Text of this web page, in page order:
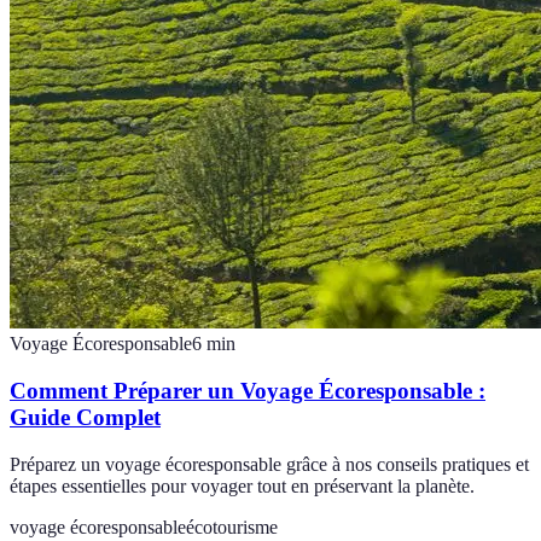
Voyage Écoresponsable6 min
Comment Préparer un Voyage Écoresponsable :
Guide Complet
Préparez un voyage écoresponsable grâce à nos conseils pratiques et
étapes essentielles pour voyager tout en préservant la planète.
voyage écoresponsableécotourisme